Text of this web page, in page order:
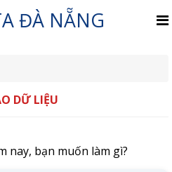
ĐÀ NẴNG
DỮ LIỆU
nay, bạn muốn làm gì?